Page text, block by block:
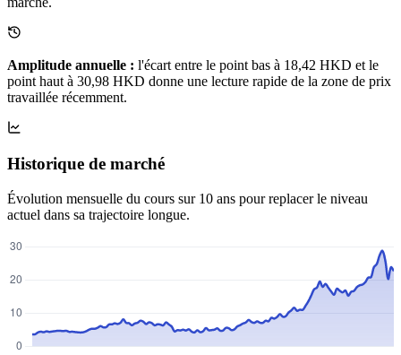
Amplitude annuelle : l'écart entre le point bas à 18,42 HKD et le
point haut à 30,98 HKD donne une lecture rapide de la zone de prix
travaillée récemment.
Historique de marché
Évolution mensuelle du cours sur 10 ans pour replacer le niveau
actuel dans sa trajectoire longue.